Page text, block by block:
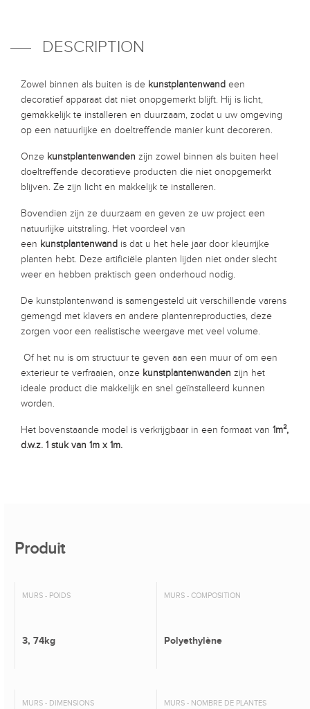
DESCRIPTION
Zowel binnen als buiten is de kunstplantenwand een
decoratief apparaat dat niet onopgemerkt blijft. Hij is licht,
gemakkelijk te installeren en duurzaam, zodat u uw omgeving
op een natuurlijke en doeltreffende manier kunt decoreren.
Onze kunstplantenwanden zijn zowel binnen als buiten heel
doeltreffende decoratieve producten die niet onopgemerkt
blijven. Ze zijn licht en makkelijk te installeren.
Bovendien zijn ze duurzaam en geven ze uw project een
natuurlijke uitstraling. Het voordeel van
een kunstplantenwand is dat u het hele jaar door kleurrijke
planten hebt. Deze artificiële planten lijden niet onder slecht
weer en hebben praktisch geen onderhoud nodig.
De kunstplantenwand is samengesteld uit verschillende varens
gemengd met klavers en andere plantenreproducties, deze
zorgen voor een realistische weergave met veel volume.
Of het nu is om structuur te geven aan een muur of om een
exterieur te verfraaien, onze kunstplantenwanden zijn het
ideale product die makkelijk en snel geïnstalleerd kunnen
worden.
Het bovenstaande model is verkrijgbaar in een formaat van 1m²,
d.w.z. 1 stuk van 1m x 1m.
Produit
MURS - POIDS
3, 74kg
MURS - COMPOSITION
Polyethylène
MURS - DIMENSIONS MURS - NOMBRE DE PLANTES